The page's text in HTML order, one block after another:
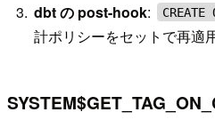
dbt の post-hook: CREATE
計ポリシーをセットで再適